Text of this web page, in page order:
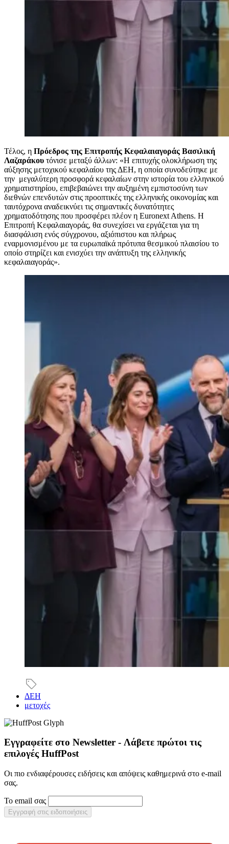
Τέλος, η Πρόεδρος της Επιτροπής Κεφαλαιαγοράς Βασιλική
Λαζαράκου τόνισε μεταξύ άλλων: «Η επιτυχής ολοκλήρωση της
αύξησης μετοχικού κεφαλαίου της ΔΕΗ, η οποία συνοδεύτηκε με
την μεγαλύτερη προσφορά κεφαλαίων στην ιστορία του ελληνικού
χρηματιστηρίου, επιβεβαιώνει την αυξημένη εμπιστοσύνη των
διεθνών επενδυτών στις προοπτικές της ελληνικής οικονομίας και
ταυτόχρονα αναδεικνύει τις σημαντικές δυνατότητες
χρηματοδότησης που προσφέρει πλέον η Euronext Athens. Η
Επιτροπή Κεφαλαιαγοράς, θα συνεχίσει να εργάζεται για τη
διασφάλιση ενός σύγχρονου, αξιόπιστου και πλήρως
εναρμονισμένου με τα ευρωπαϊκά πρότυπα θεσμικού πλαισίου το
οποίο στηρίζει και ενισχύει την ανάπτυξη της ελληνικής
κεφαλαιαγοράς».
ΔΕΗ
μετοχές
Εγγραφείτε στο Newsletter - Λάβετε πρώτοι τις
επιλογές HuffPost
Οι πιο ενδιαφέρουσες ειδήσεις και απόψεις καθημερινά στο e-mail
σας.
Το email σας
Εγγραφή στις ειδοποιήσεις